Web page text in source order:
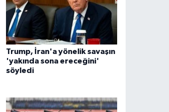
Trump, İran'a yönelik savaşın
'yakında sona ereceğini'
söyledi